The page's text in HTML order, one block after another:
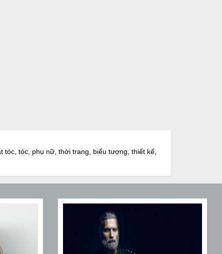
tóc, phụ nữ, thời trang, biểu tượng, thiết kế,